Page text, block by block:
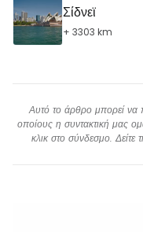
Σίδνεϊ
+ 3303 km
Αυτό το άρθρο μπορεί να
οποίους η συντακτική μας
κλικ στο σύνδεσμο. Δείτε